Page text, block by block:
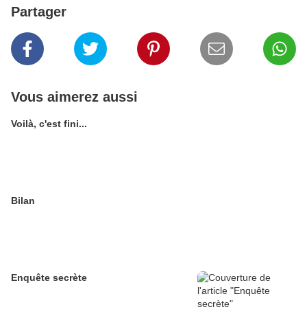
Partager
Vous aimerez aussi
Voilà, c'est fini...
Bilan
Enquête secrète